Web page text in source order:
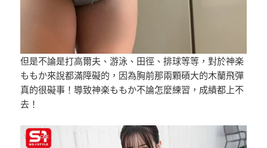
但是不論是打高爾夫、游泳、田徑、排球等等，對於神楽
ももか來說都滿障礙的，因為胸前那兩顆碩大的木蘭飛彈
真的很礙事！導致神楽ももか不論怎麼練習，成績都上不
去！